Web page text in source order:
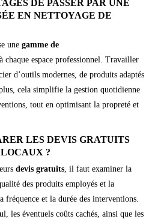
DE PASSER PAR UNE
EN NETTOYAGE DE
une gamme de
chaque espace professionnel. Travailler
d’outils modernes, de produits adaptés
cela simplifie la gestion quotidienne
tout en optimisant la propreté et
LES DEVIS GRATUITS
?
devis gratuits, il faut examiner la
des produits employés et la
et la durée des interventions.
les éventuels coûts cachés, ainsi que les